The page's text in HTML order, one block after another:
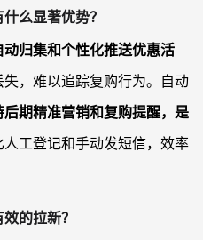
么显著优势？
动归集和个性化推送优惠活
，难以追踪复购行为。自动
后期精准营销和复购提醒，是
人工登记和手动发短信，效率
的拉新？